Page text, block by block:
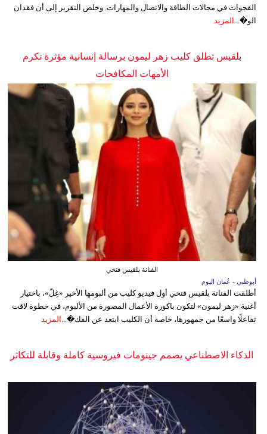
الفجوات في مجالات الطاقة والاتصال والمهارات. وخلص التقرير إلى أن فقدان
الو�... المزيد
بلقيس تطلق كليب زهر ليمون برسالة إنسانية مؤثرة تكرم
الأمهات المكافحات
الفنانة بلقيس فتحي
أبوظبي - عُمان اليوم
أطلقت الفنانة بلقيس فتحي أول فيديو كليب من ألبومها الأخير «غِلّ»، باختيار
أغنية «زهر ليمون» لتكون باكورة الأعمال المصورة من الألبوم، في خطوة لاقت
تفاعلًا واسعًا من جمهورها، خاصة أن الكليب ابتعد عن الفك�... المزيد
الذكاء الاصطناعي يصمم جينومات فيروسية كاملة وقابلة للتكاثر